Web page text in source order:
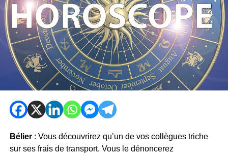
Bélier: Vous découvrirez qu’un de vos collègues triche
sur ses frais de transport. Vous le dénoncerez